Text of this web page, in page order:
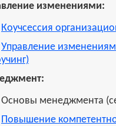
изменениями:
Коучсессия
Управление
менеджмента
Повышение